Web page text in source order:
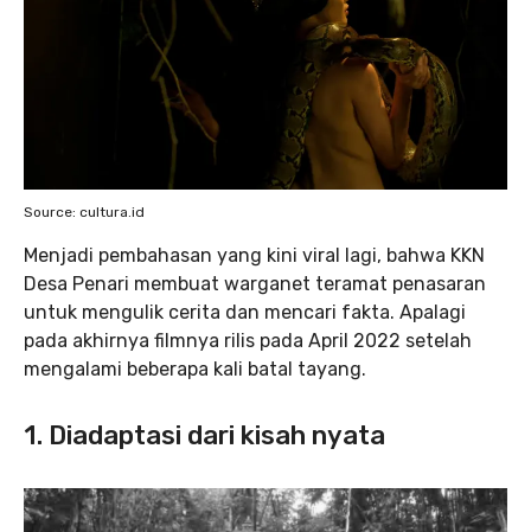
Source: cultura.id
Menjadi pembahasan yang kini viral lagi, bahwa KKN
Desa Penari membuat warganet teramat penasaran
untuk mengulik cerita dan mencari fakta. Apalagi
pada akhirnya filmnya rilis pada April 2022 setelah
mengalami beberapa kali batal tayang.
1. Diadaptasi dari kisah nyata